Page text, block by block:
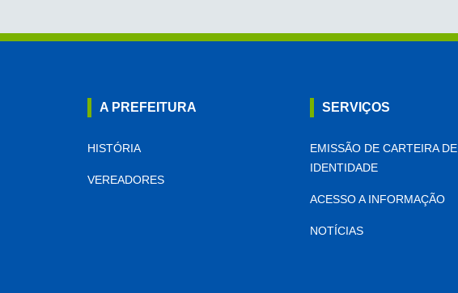
A PREFEITURA
HISTÓRIA
VEREADORES
SERVIÇOS
EMISSÃO DE CARTEIRA DE
IDENTIDADE
ACESSO A INFORMAÇÃO
NOTÍCIAS